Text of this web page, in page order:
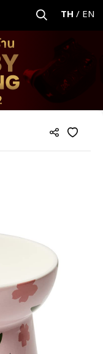
TH / EN